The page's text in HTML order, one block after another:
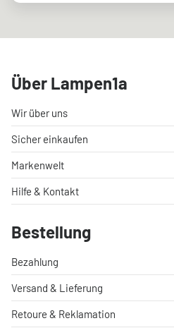
Über Lampen1a
Wir über uns
Sicher einkaufen
Markenwelt
Hilfe & Kontakt
Bestellung
Bezahlung
Versand & Lieferung
Retoure & Reklamation